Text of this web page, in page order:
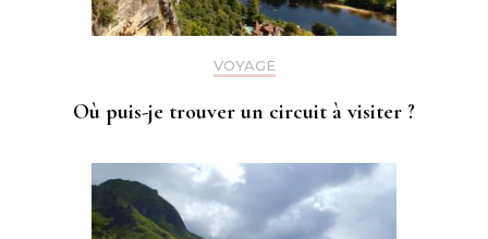
VOYAGE
Où puis-je trouver un circuit à visiter ?